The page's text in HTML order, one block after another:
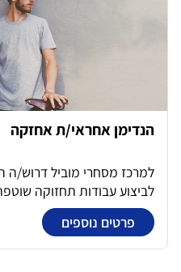
הנדימן אחראי/ת אחזקה
למרכז מסחרי מוביל דרוש/ה
לביצוע עבודות תחזוקה
עבודות תחזוקה כלליות
שוטפות במבנה ובשטחים
אינסטלציה ותיקונים קלים.
פרטים נוספים